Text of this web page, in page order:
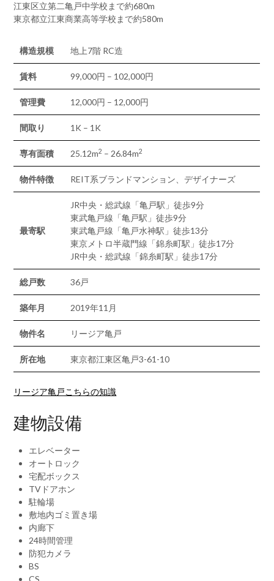
江東区立第二亀戸中学校まで約680m
東京都立江東商業高等学校まで約580m
構造規模 地上7階 RC造
賃料 99,000円 – 102,000円
管理費 12,000円 – 12,000円
間取り 1K – 1K
専有面積 25.12m2 – 26.84m2
物件特徴 REIT系ブランドマンション、デザイナーズ
最寄駅
JR中央・総武線「亀戸駅」徒歩9分
東武亀戸線「亀戸駅」徒歩9分
東武亀戸線「亀戸水神駅」徒歩13分
東京メトロ半蔵門線「錦糸町駅」徒歩17分
JR中央・総武線「錦糸町駅」徒歩17分
総戸数 36戸
築年月 2019年11月
物件名 リージア亀戸
所在地 東京都江東区亀戸3-61-10
リージア亀戸こちらの知識
建物設備
エレベーター
オートロック
宅配ボックス
TVドアホン
駐輪場
敷地内ゴミ置き場
内廊下
24時間管理
防犯カメラ
BS
CS